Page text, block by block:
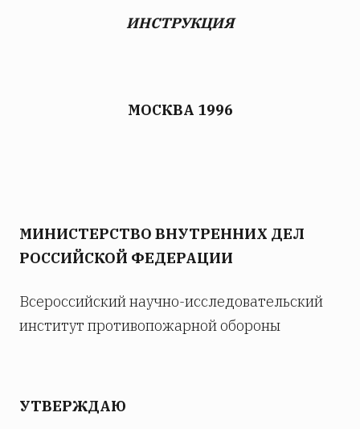
ИНСТРУКЦИЯ
МОСКВА 1996
МИНИСТЕРСТВО ВНУТРЕННИХ ДЕЛ
РОССИЙСКОЙ ФЕДЕРАЦИИ
Всероссийский научно-исследовательский
институт противопожарной обороны
УТВЕРЖДАЮ